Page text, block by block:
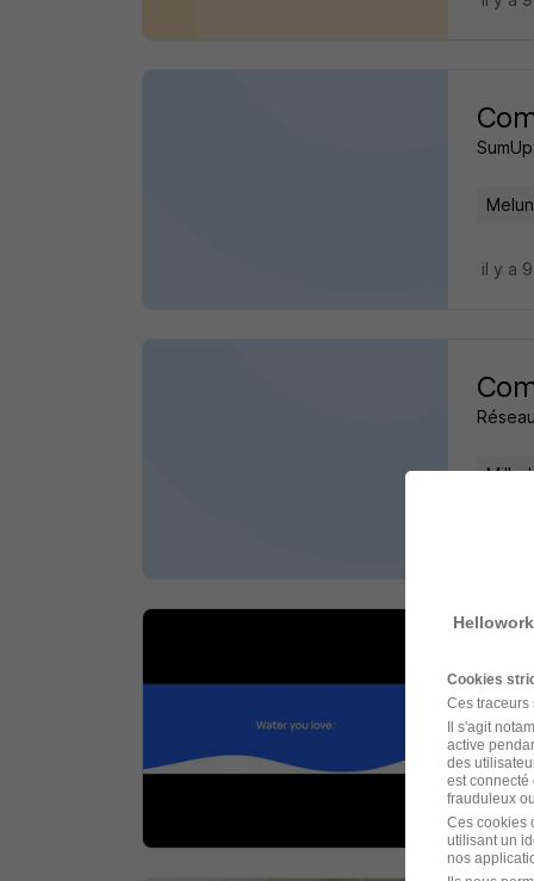
SumUp
il y a
Milly-
il y a
Cookies
Ces traceurs
Il s'agit
active
des
est connecté
frauduleux
Ces cookies
utilisant un
nos